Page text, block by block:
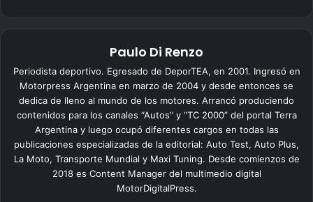
Paulo Di Renzo
Periodista deportivo. Egresado de DeporTEA, en 2001. Ingresó en
Motorpress Argentina en marzo de 2004 y desde entonces se
dedica de lleno al mundo de los motores. Arrancó produciendo
contenidos para los canales “Autos” y “TC 2000” del portal Terra
Argentina y luego ocupó diferentes cargos en todas las
publicaciones especializadas de la editorial: Auto Test, Auto Plus,
La Moto, Transporte Mundial y Maxi Tuning. Desde comienzos de
2018 es Content Manager del multimedio digital
MotorDigitalPress.